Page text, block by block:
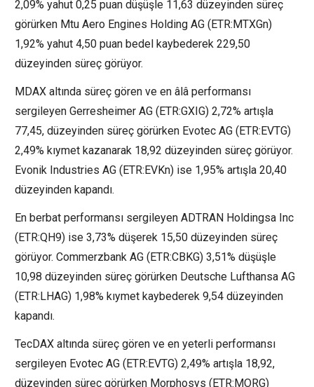
2,09% yahut 0,25 puan düşüşle 11,63 düzeyinden süreç
görürken Mtu Aero Engines Holding AG (ETR: MTXGn)
1,92% yahut 4,50 puan bedel kaybederek 229,50
düzeyinden süreç görüyor.
MDAX altında süreç gören ve en âlâ performansı
sergileyen Gerresheimer AG (ETR:GXIG) 2,72% artışla
77,45, düzeyinden süreç görürken Evotec AG (ETR: EVTG)
2,49% kıymet kazanarak 18,92 düzeyinden süreç görüyor.
Evonik Industries AG (ETR: EVKn) ise 1,95% artışla 20,40
düzeyinden kapandı.
En berbat performansı sergileyen ADTRAN Holdingsa Inc
(ETR:QH9) ise 3,73% düşerek 15,50 düzeyinden süreç
görüyor. Commerzbank AG (ETR:CBKG) 3,51% düşüşle
10,98 düzeyinden süreç görürken Deutsche Lufthansa AG
(ETR: LHAG) 1,98% kıymet kaybederek 9,54 düzeyinden
kapandı.
TecDAX altında süreç gören ve en yeterli performansı
sergileyen Evotec AG (ETR: EVTG) 2,49% artışla 18,92,
düzeyinden süreç görürken Morphosys (ETR: MORG)